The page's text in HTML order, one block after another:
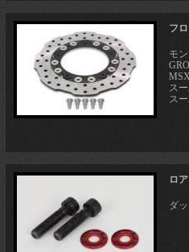
フ
モ
ス
ス
ロ
ダ